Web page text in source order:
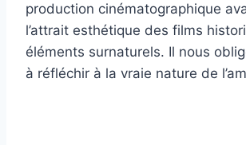
production cinématographique
l’attrait esthétique des films
éléments surnaturels. Il nous
à réfléchir à la vraie nature de